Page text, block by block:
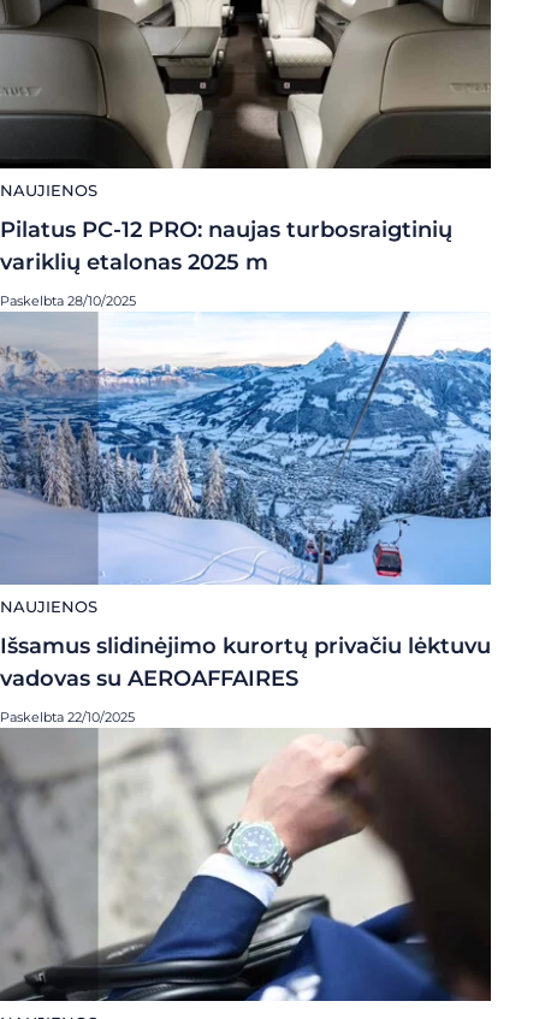
NAUJIENOS
Pilatus PC-12 PRO: naujas turbosraigtinių
variklių etalonas 2025 m
Paskelbta 28/10/2025
NAUJIENOS
Išsamus slidinėjimo kurortų privačiu lėktuvu
vadovas su AEROAFFAIRES
Paskelbta 22/10/2025